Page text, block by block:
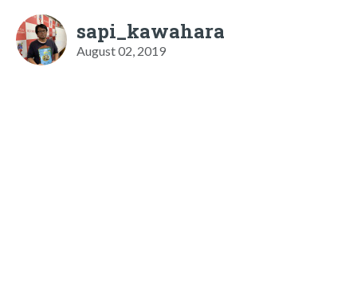
sapi_kawahara
August 02, 2019